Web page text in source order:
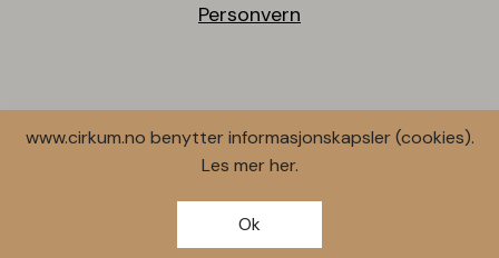
Personvern
© 2026 Cirkum AS.
SNØHETTA, utviklet avRESPONSIV MEDIA
www.cirkum.no benytter informasjonskapsler (cookies).
Les merher.
Ok